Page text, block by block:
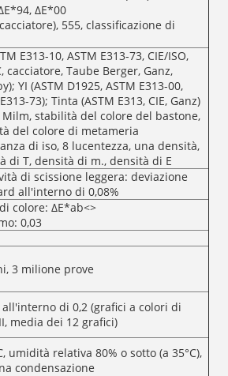
ΔE*00
555, classificazione di
E313-10, ASTM E313-73, CIE/ISO,
cacciatore, Taube Berger, Ganz,
YI (ASTM D1925, ASTM E313-00,
73); Tinta (ASTM E313, CIE, Ganz)
Milm, stabilità del colore del bastone,
del colore di metameria
di iso, 8 lucentezza, una densità,
di T, densità di m., densità di E
di scissione leggera: deviazione
all'interno di 0,08%
colore: ΔE*ab<>
0,03
3 milione prove
di 0,2 (grafici a colori di
media dei 12 grafici)
umidità relativa 80% o sotto (a 35°C),
condensazione